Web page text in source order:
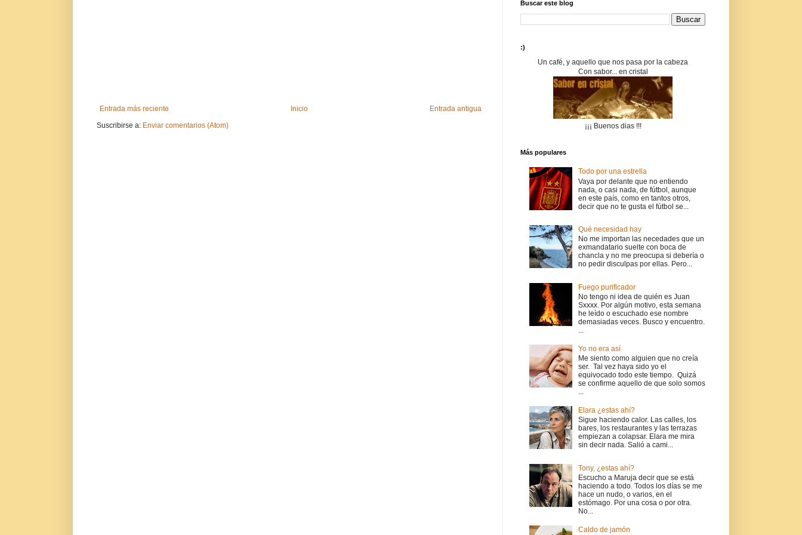
Entrada más reciente Entrada antigua
Inicio
Suscribirse a: Enviar comentarios (Atom)
Buscar este blog
:)
Un café, y aquello que nos pasa por la cabeza
Con sabor... en cristal
¡¡¡ Buenos dias !!!
Más populares
Todo por una estrella
Vaya por delante que no entiendo
nada, o casi nada, de fútbol, aunque
en este país, como en tantos otros,
decir que no te gusta el fútbol se...
Qué necesidad hay
No me importan las necedades que un
exmandatario suelte con boca de
chancla y no me preocupa si debería o
no pedir disculpas por ellas. Pero...
Fuego purificador
No tengo ni idea de quién es Juan
Sxxxx. Por algún motivo, esta semana
he leído o escuchado ese nombre
demasiadas veces. Busco y encuentro.
...
Yo no era así
Me siento como alguien que no creía
ser. Tal vez haya sido yo el
equivocado todo este tiempo. Quizá
se confirme aquello de que solo somos
...
Elara ¿estas ahí?
Sigue haciendo calor. Las calles, los
bares, los restaurantes y las terrazas
empiezan a colapsar. Elara me mira
sin decir nada. Salió a cami...
Tony, ¿estas ahí?
Escucho a Maruja decir que se está
haciendo a todo. Todos los días se me
hace un nudo, o varios, en el
estómago. Por una cosa o por otra.
No...
Caldo de jamón